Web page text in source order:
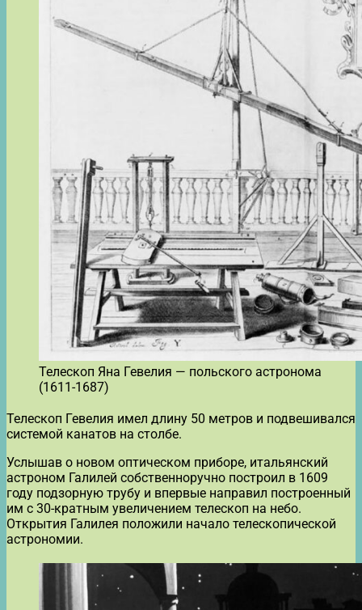
Телескоп Яна Гевелия — польского астронома
(1611-1687)
Телескоп Гевелия имел длину 50 метров и подвешивался
системой канатов на столбе.
Услышав о новом оптическом приборе, итальянский
астроном Галилей собственноручно построил в 1609
году подзорную трубу и впервые направил построенный
им с 30-кратным увеличением телескоп на небо.
Открытия Галилея положили начало телескопической
астрономии.